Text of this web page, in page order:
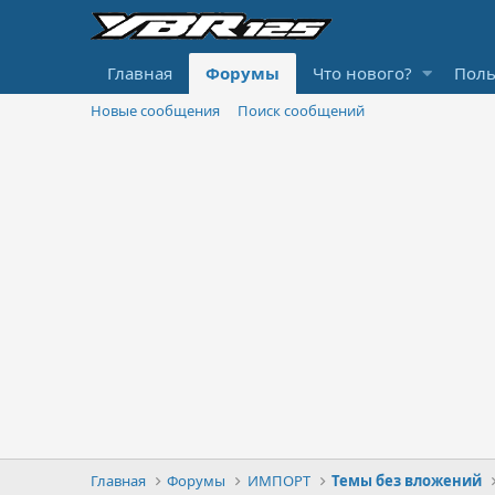
Главная Форумы Что нового?
Новые сообщения Поиск сообщений
Главная Форумы ИМПОРТ Темы без вложений